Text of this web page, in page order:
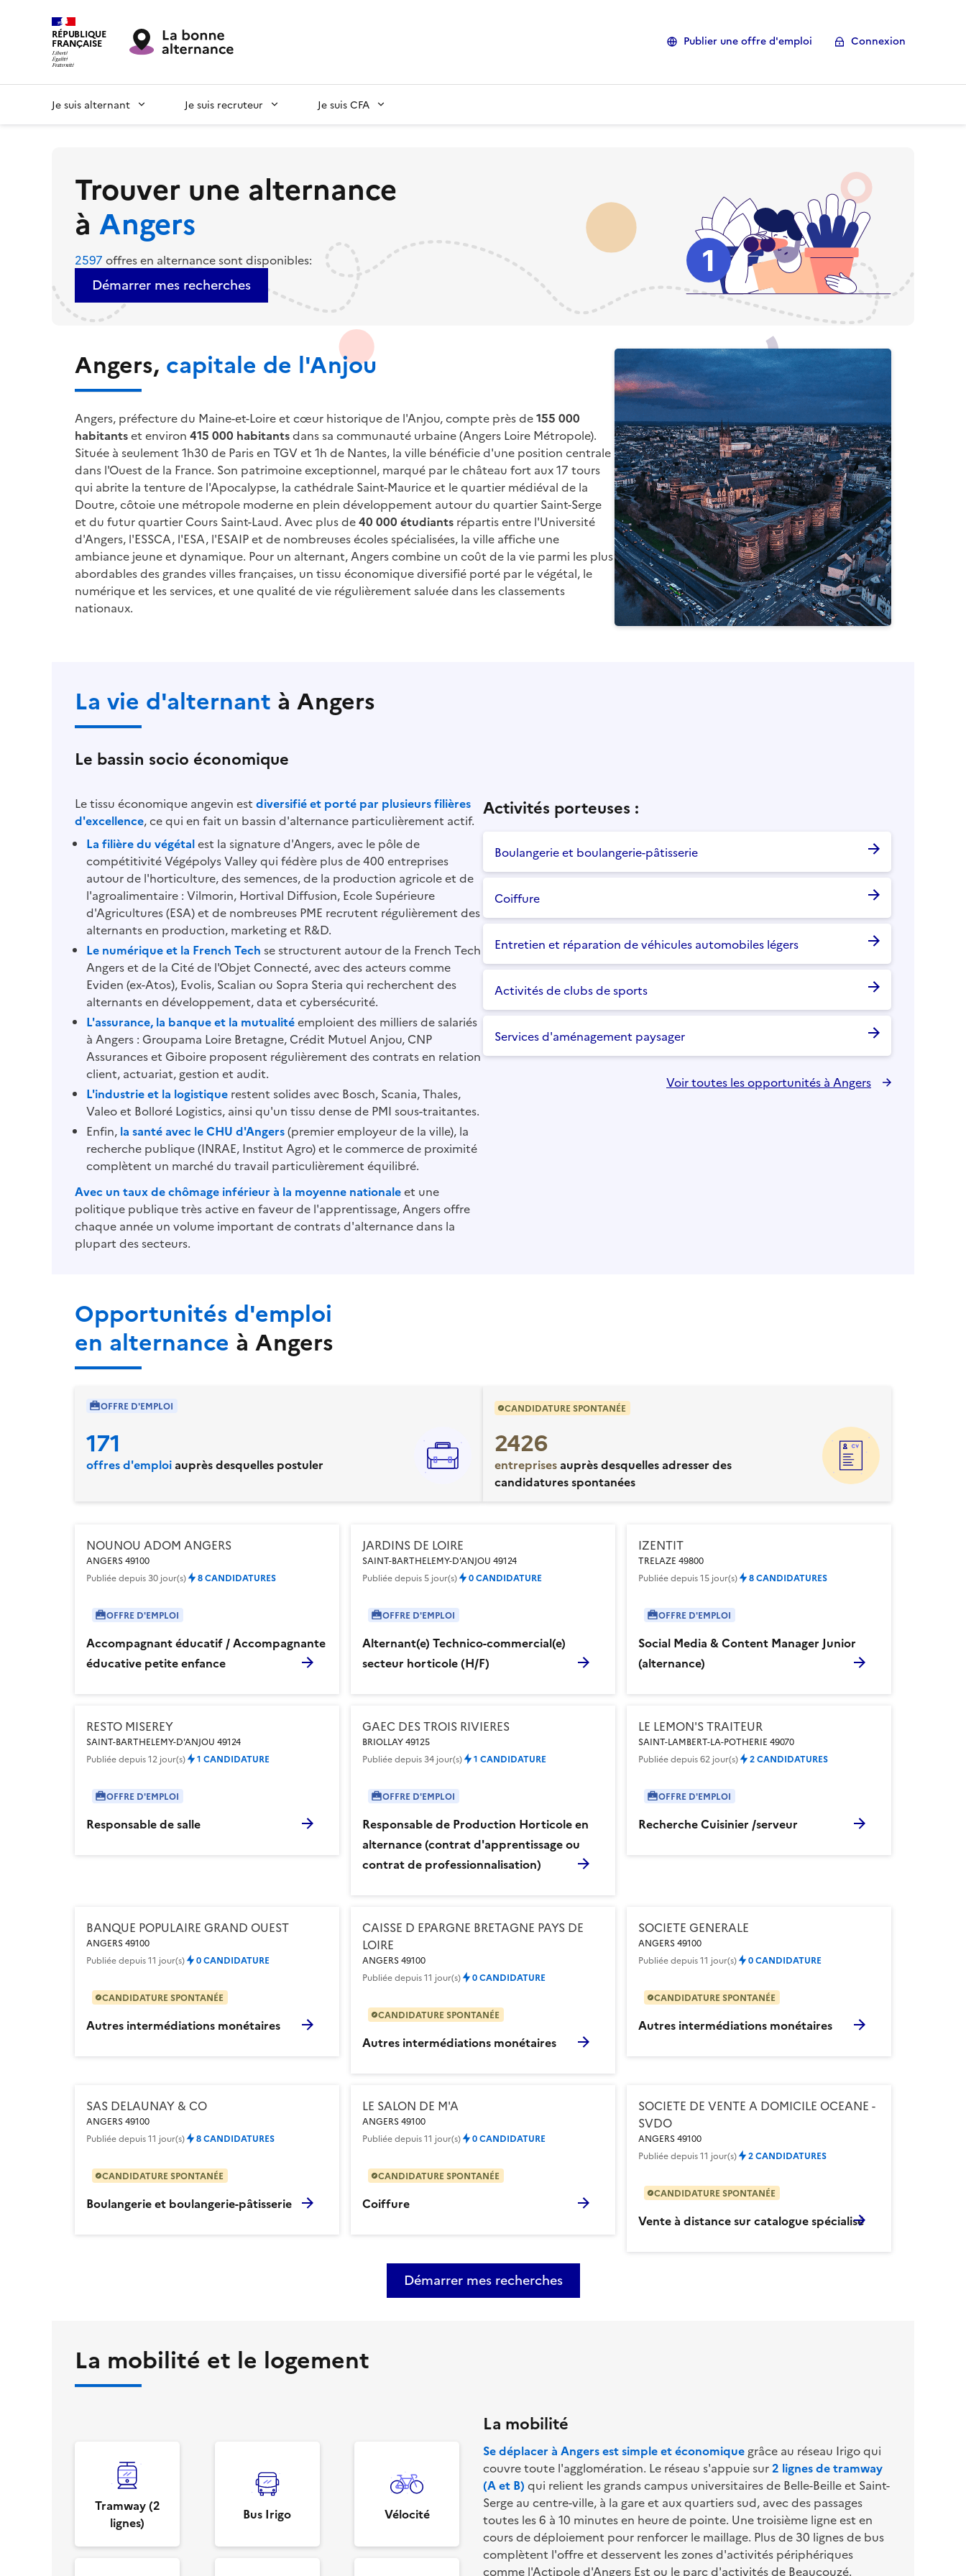
RÉPUBLIQUE
FRANÇAISE Publier une offre d'emploi Connexion
Je suis alternant Je suis recruteur Je suis CFA
Trouver une alternance
à Angers
2597 offres en alternance sont disponibles:
Démarrer mes recherches
Angers, capitale de l'Anjou
Angers, préfecture du Maine-et-Loire et cœur historique de l'Anjou, compte près de 155 000
habitants et environ 415 000 habitants dans sa communauté urbaine (Angers Loire Métropole).
Située à seulement 1h30 de Paris en TGV et 1h de Nantes, la ville bénéficie d'une position centrale
dans l'Ouest de la France. Son patrimoine exceptionnel, marqué par le château fort aux 17 tours
qui abrite la tenture de l'Apocalypse, la cathédrale Saint-Maurice et le quartier médiéval de la
Doutre, côtoie une métropole moderne en plein développement autour du quartier Saint-Serge
et du futur quartier Cours Saint-Laud. Avec plus de 40 000 étudiants répartis entre l'Université
d'Angers, l'ESSCA, l'ESA, l'ESAIP et de nombreuses écoles spécialisées, la ville affiche une
ambiance jeune et dynamique. Pour un alternant, Angers combine un coût de la vie parmi les plus
abordables des grandes villes françaises, un tissu économique diversifié porté par le végétal, le
numérique et les services, et une qualité de vie régulièrement saluée dans les classements
nationaux.
La vie d'alternant à Angers
Le bassin socio économique
Le tissu économique angevin est diversifié et porté par plusieurs filières
d'excellence, ce qui en fait un bassin d'alternance particulièrement actif.
La filière du végétal est la signature d'Angers, avec le pôle de
compétitivité Végépolys Valley qui fédère plus de 400 entreprises
autour de l'horticulture, des semences, de la production agricole et de
l'agroalimentaire : Vilmorin, Hortival Diffusion, Ecole Supérieure
d'Agricultures (ESA) et de nombreuses PME recrutent régulièrement des
alternants en production, marketing et R&D.
Le numérique et la French Tech se structurent autour de la French Tech
Angers et de la Cité de l'Objet Connecté, avec des acteurs comme
Eviden (ex-Atos), Evolis, Scalian ou Sopra Steria qui recherchent des
alternants en développement, data et cybersécurité.
L'assurance, la banque et la mutualité emploient des milliers de salariés
à Angers : Groupama Loire Bretagne, Crédit Mutuel Anjou, CNP
Assurances et Giboire proposent régulièrement des contrats en relation
client, actuariat, gestion et audit.
L'industrie et la logistique restent solides avec Bosch, Scania, Thales,
Valeo et Bolloré Logistics, ainsi qu'un tissu dense de PMI sous-traitantes.
Enfin, la santé avec le CHU d'Angers (premier employeur de la ville), la
recherche publique (INRAE, Institut Agro) et le commerce de proximité
complètent un marché du travail particulièrement équilibré.
Avec un taux de chômage inférieur à la moyenne nationale et une
politique publique très active en faveur de l'apprentissage, Angers offre
chaque année un volume important de contrats d'alternance dans la
plupart des secteurs.
Activités porteuses :
Boulangerie et boulangerie-pâtisserie
Coiffure
Entretien et réparation de véhicules automobiles légers
Activités de clubs de sports
Services d'aménagement paysager
Voir toutes les opportunités à Angers
Opportunités d'emploi
en alternance à Angers
OFFRE D'EMPLOI
171
offres d'emploiauprès desquelles postuler
CANDIDATURE SPONTANÉE
2426
entreprisesauprès desquelles adresser des
candidatures spontanées
Accompagnant éducatif / Accompagnante
éducative petite enfance
NOUNOU ADOM ANGERS
ANGERS 49100
Publiéedepuis 30 jour(s) 8 CANDIDATURES
OFFRE D'EMPLOI
Alternant(e) Technico-commercial(e)
secteur horticole (H/F)
JARDINS DE LOIRE
SAINT-BARTHELEMY-D'ANJOU 49124
Publiéedepuis 5 jour(s) 0 CANDIDATURE
OFFRE D'EMPLOI
Social Media & Content Manager Junior
(alternance)
IZENTIT
TRELAZE 49800
Publiéedepuis 15 jour(s) 8 CANDIDATURES
OFFRE D'EMPLOI
Responsable de salle
RESTO MISEREY
SAINT-BARTHELEMY-D'ANJOU 49124
Publiéedepuis 12 jour(s) 1 CANDIDATURE
OFFRE D'EMPLOI
Responsable de Production Horticole en
alternance (contrat d'apprentissage ou
contrat de professionnalisation)
GAEC DES TROIS RIVIERES
BRIOLLAY 49125
Publiéedepuis 34 jour(s) 1 CANDIDATURE
OFFRE D'EMPLOI
Recherche Cuisinier /serveur
LE LEMON'S TRAITEUR
SAINT-LAMBERT-LA-POTHERIE 49070
Publiéedepuis 62 jour(s) 2 CANDIDATURES
OFFRE D'EMPLOI
Autres intermédiations monétaires
BANQUE POPULAIRE GRAND OUEST
ANGERS 49100
Publiéedepuis 11 jour(s) 0 CANDIDATURE
CANDIDATURE SPONTANÉE
Autres intermédiations monétaires
CAISSE D EPARGNE BRETAGNE PAYS DE
LOIRE
ANGERS 49100
Publiéedepuis 11 jour(s) 0 CANDIDATURE
CANDIDATURE SPONTANÉE
Autres intermédiations monétaires
SOCIETE GENERALE
ANGERS 49100
Publiéedepuis 11 jour(s) 0 CANDIDATURE
CANDIDATURE SPONTANÉE
Boulangerie et boulangerie-pâtisserie
SAS DELAUNAY & CO
ANGERS 49100
Publiéedepuis 11 jour(s) 8 CANDIDATURES
CANDIDATURE SPONTANÉE
Coiffure
LE SALON DE M'A
ANGERS 49100
Publiéedepuis 11 jour(s) 0 CANDIDATURE
CANDIDATURE SPONTANÉE
Vente à distance sur catalogue spécialisé
SOCIETE DE VENTE A DOMICILE OCEANE -
SVDO
ANGERS 49100
Publiéedepuis 11 jour(s) 2 CANDIDATURES
CANDIDATURE SPONTANÉE
Démarrer mes recherches
La mobilité et le logement
La mobilité
Tramway (2
lignes)
Bus Irigo Vélocité
Se déplacer à Angers est simple et économique grâce au réseau Irigo qui
couvre toute l'agglomération. Le réseau s'appuie sur 2 lignes de tramway
(A et B) qui relient les grands campus universitaires de Belle-Beille et Saint-
Serge au centre-ville, à la gare et aux quartiers sud, avec des passages
toutes les 6 à 10 minutes en heure de pointe. Une troisième ligne est en
cours de déploiement pour renforcer le maillage. Plus de 30 lignes de bus
complètent l'offre et desservent les zones d'activités périphériques
comme l'Actipole d'Angers Est ou le parc d'activités de Beaucouzé.